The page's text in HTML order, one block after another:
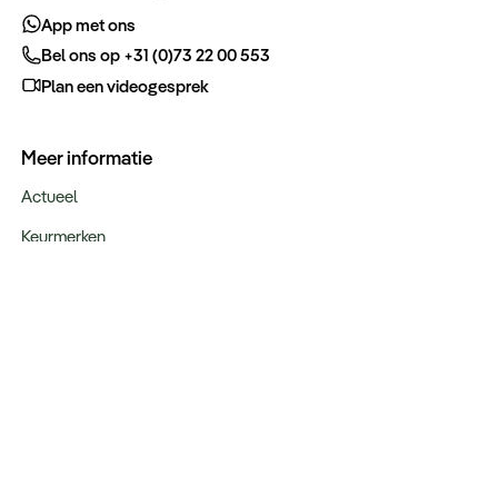
App met ons
Bel ons op +31 (0)73 22 00 553
Plan een videogesprek
Meer informatie
Actueel
Keurmerken